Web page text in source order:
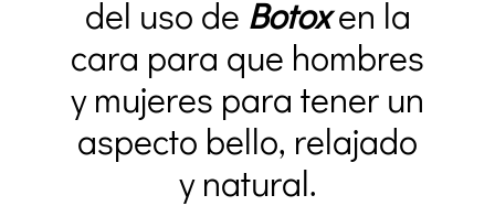
del uso de Botoxen la
cara para que hombres
y mujeres para tener un
aspecto bello, relajado
y natural.